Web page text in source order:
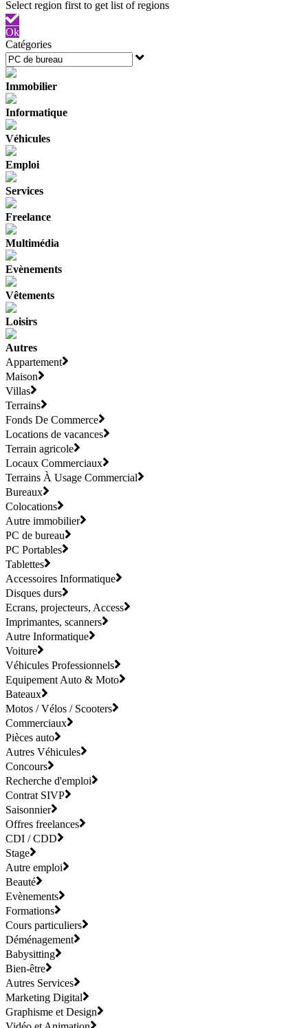
Ok
Catégories
Immobilier
Informatique
Véhicules
Emploi
Services
Freelance
Multimédia
Evènements
Vêtements
Loisirs
Autres
Appartement
Maison
Villas
Terrains
Fonds De Commerce
Locations de vacances
Terrain agricole
Locaux Commerciaux
Terrains À Usage Commercial
Bureaux
Colocations
Autre immobilier
PC de bureau
PC Portables
Tablettes
Accessoires Informatique
Disques durs
Ecrans, projecteurs, Access
Imprimantes, scanners
Autre Informatique
Voiture
Véhicules Professionnels
Equipement Auto & Moto
Bateaux
Motos / Vélos / Scooters
Commerciaux
Pièces auto
Autres Véhicules
Concours
Recherche d'emploi
Contrat SIVP
Saisonnier
Offres freelances
CDI / CDD
Stage
Autre emploi
Beauté
Evènements
Formations
Cours particuliers
Déménagement
Babysitting
Bien-être
Autres Services
Marketing Digital
Graphisme et Design